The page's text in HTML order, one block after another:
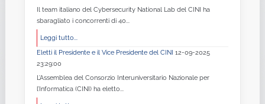
Il team italiano del Cybersecurity National Lab del CINI ha
sbaragliato i concorrenti di 40...
Leggi tutto...
Eletti il Presidente e il Vice Presidente del CINI 12-09-2025
23:29:00
L’Assemblea del Consorzio Interuniversitario Nazionale per
l’Informatica (CINI) ha eletto...